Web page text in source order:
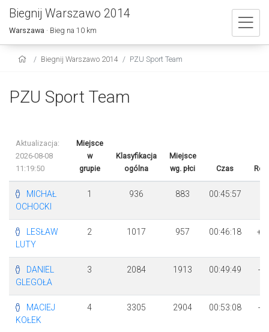
Biegnij Warszawo 2014
Warszawa · Bieg na 10 km
Biegnij Warszawo 2014 PZU Sport Team
PZU Sport Team
Aktualizacja:
2026-08-08
11:19:50
Miejsce
w
grupie
Klasyfikacja
ogólna
Miejsce
wg. płci
Czas
MICHAŁ
OCHOCKI
1 936 883 00:45:57
LESŁAW
LUTY
2 1017 957 00:46:18 +
DANIEL
GLEGOŁA
3 2084 1913 00:49:49
+
MACIEJ
KOŁEK
4 3305 2904 00:53:08
+